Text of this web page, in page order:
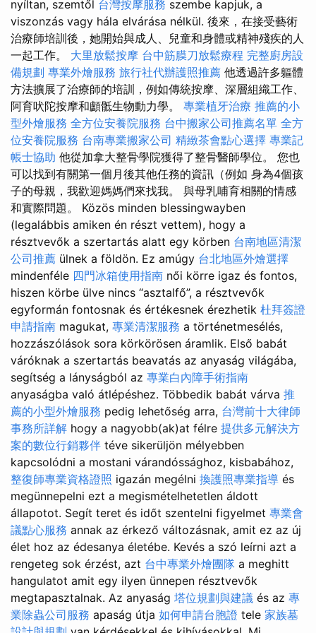
nyíltan, szemtől 台灣按摩服務 szembe kapjuk, a
viszonzás vagy hála elvárása nélkül. 後來，在接受藝術
治療師培訓後，她開始與成人、兒童和身體或精神殘疾的人
一起工作。 大里放鬆按摩 台中筋膜刀放鬆療程 完整廚房設
備規劃 專業外燴服務 旅行社代辦護照推薦 他透過許多軀體
方法擴展了治療師的培訓，例如傳統按摩、深層組織工作、
阿育吠陀按摩和顱骶生物動力學。 專業植牙治療 推薦的小
型外燴服務 全方位安養院服務 台中搬家公司推薦名單 全方
位安養院服務 台南專業搬家公司 精緻茶會點心選擇 專業記
帳士協助 他從加拿大整骨學院獲得了整骨醫師學位。 您也
可以找到有關第一個月後其他任務的資訊（例如 身為4個孩
子的母親，我歡迎媽媽們來找我。 與母乳哺育相關的情感
和實際問題。 Közös minden blessingwayben
(legalábbis amiken én részt vettem), hogy a
résztvevők a szertartás alatt egy körben 台南地區清潔
公司推薦 ülnek a földön. Ez amúgy 台北地區外燴選擇
mindenféle 四門冰箱使用指南 női körre igaz és fontos,
hiszen körbe ülve nincs “asztalfő”, a résztvevők
egyformán fontosnak és értékesnek érezhetik 杜拜簽證
申請指南 magukat, 專業清潔服務 a történetmesélés,
hozzászólások sora körkörösen áramlik. Első babát
váróknak a szertartás beavatás az anyaság világába,
segítség a lányságból az 專業白內障手術指南
anyaságba való átlépéshez. Többedik babát várva 推
薦的小型外燴服務 pedig lehetőség arra, 台灣前十大律師
事務所詳解 hogy a nagyobb(ak)at félre 提供多元解決方
案的數位行銷夥伴 téve sikerüljön mélyebben
kapcsolódni a mostani várandóssághoz, kisbabához,
整復師專業資格證照 igazán megélni 換護照專業指導 és
megünnepelni ezt a megismételhetetlen áldott
állapotot. Segít teret és időt szentelni figyelmet 專業會
議點心服務 annak az érkező változásnak, amit ez az új
élet hoz az édesanya életébe. Kevés a szó leírni azt a
rengeteg sok érzést, azt 台中專業外燴團隊 a meghitt
hangulatot amit egy ilyen ünnepen résztvevők
megtapasztalnak. Az anyaság 塔位規劃與建議 és az 專
業除蟲公司服務 apaság útja 如何申請台胞證 tele 家族墓